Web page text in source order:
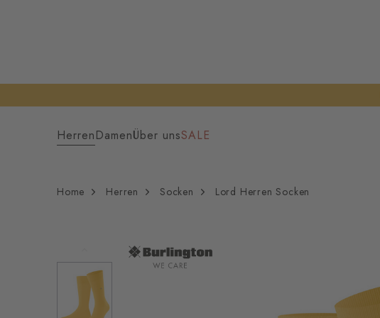
HerrenDamenÜber unsSALE
Home Herren Socken Lord Herren Socken